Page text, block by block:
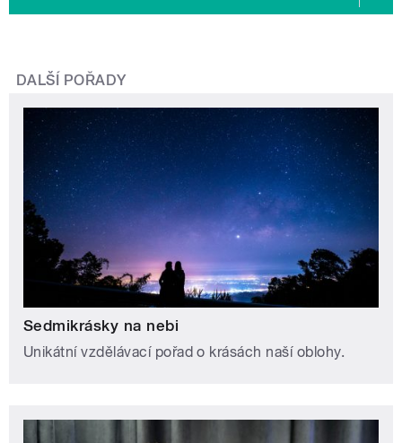
DALŠÍ POŘADY
Sedmikrásky na nebi
Unikátní vzdělávací pořad o krásách naší oblohy.